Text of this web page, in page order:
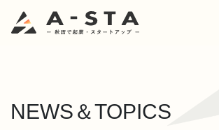
NEWS＆TOPICS